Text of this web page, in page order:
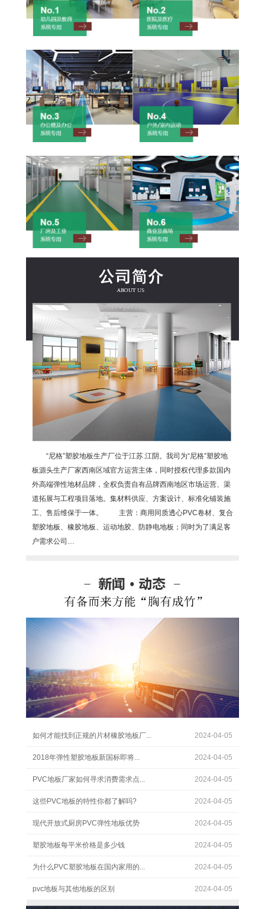
“尼格”塑胶地板生产厂位于江苏.江阴。我司为“尼格”塑胶地
板源头生产厂家西南区域官方运营主体，同时授权代理多款国内
外高端弹性地材品牌，全权负责自有品牌西南地区市场运营、渠
道拓展与工程项目落地。集材料供应、方案设计、标准化铺装施
工、售后维保于一体。 主营：商用同质透心PVC卷材、复合
塑胶地板、橡胶地板、运动地胶、防静电地板；同时为了满足客
户需求公司…
2024-04-05
如何才能找到正规的片材橡胶地板厂...
2024-04-05
2018年弹性塑胶地板新国标即将...
2024-04-05
PVC地板厂家如何寻求消费需求点...
2024-04-05
这些PVC地板的特性你都了解吗?
2024-04-05
现代开放式厨房PVC弹性地板优势
2024-04-05
塑胶地板每平米价格是多少钱
2024-04-05
为什么PVC塑胶地板在国内家用的...
2024-04-05
pvc地板与其他地板的区别